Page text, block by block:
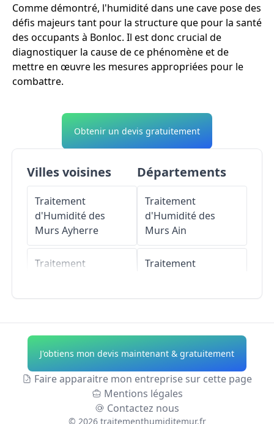
Comme démontré, l'humidité dans une cave pose des
défis majeurs tant pour la structure que pour la santé
des occupants à Bonloc. Il est donc crucial de
diagnostiquer la cause de ce phénomène et de
mettre en œuvre les mesures appropriées pour le
combattre.
Obtenir un devis gratuitement
Villes voisines
Traitement
d'Humidité des
Murs Ayherre
Traitement
Traitement
d'Humidité des
Murs Mendionde
Traitement
d'Humidité des
Isturits
Départements
Traitement
d'Humidité des
Murs Ain
Traitement
Traitement
d'Humidité des
Murs Allier
Traitement
d'Humidité des
MursAlpes-de-
J'obtiens mon devis maintenant & gratuitement
Faire apparaitre mon entreprise sur cette page
Mentions légales
Contactez nous
© 2026 traitementhumiditemur.fr